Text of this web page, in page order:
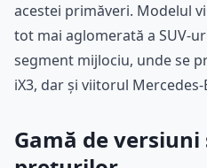
acestei primăveri. Modelul
tot mai aglomerată a SUV-
segment mijlociu, unde se
iX3, dar și viitorul Mercedes-
Gamă de